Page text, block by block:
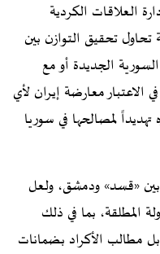
العلاقات الكردية
تحاول تحقيق التوازن بين
الجديدة أو مع
الاعتبار معارضة إيران لأي
لمصالحها في سوريا
بين «قسد» ودمشق، ولعل
المطلقة، بما في ذلك
مطالب الأكراد بضمانات